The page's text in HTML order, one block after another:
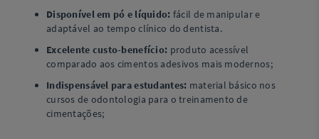
Disponível em pó e líquido: fácil de manipular e
adaptável ao tempo clínico do dentista.
Excelente custo-benefício: produto acessível
comparado aos cimentos adesivos mais modernos;
Indispensável para estudantes: material básico nos
cursos de odontologia para o treinamento de
cimentações;